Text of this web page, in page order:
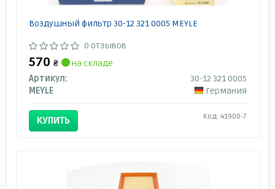
Воздушный фильтр 30-12 321 0005 MEYLE
0 отзывов
570 ₴
на складе
Артикул:
30-12 321 0005
MEYLE
Германия
КУПИТЬ Код: 41900-7